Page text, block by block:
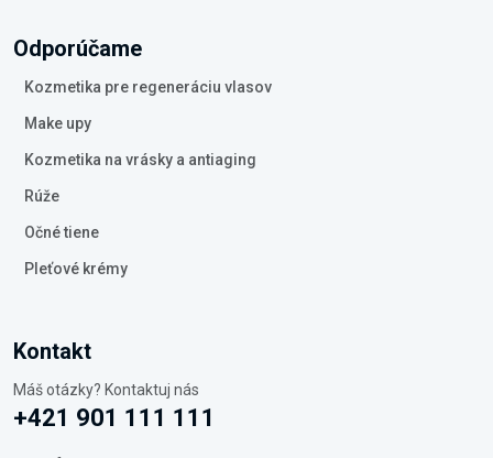
Odporúčame
Kozmetika pre regeneráciu vlasov
Make upy
Kozmetika na vrásky a antiaging
Rúže
Očné tiene
Pleťové krémy
Kontakt
Máš otázky? Kontaktuj nás
+421 901 111 111